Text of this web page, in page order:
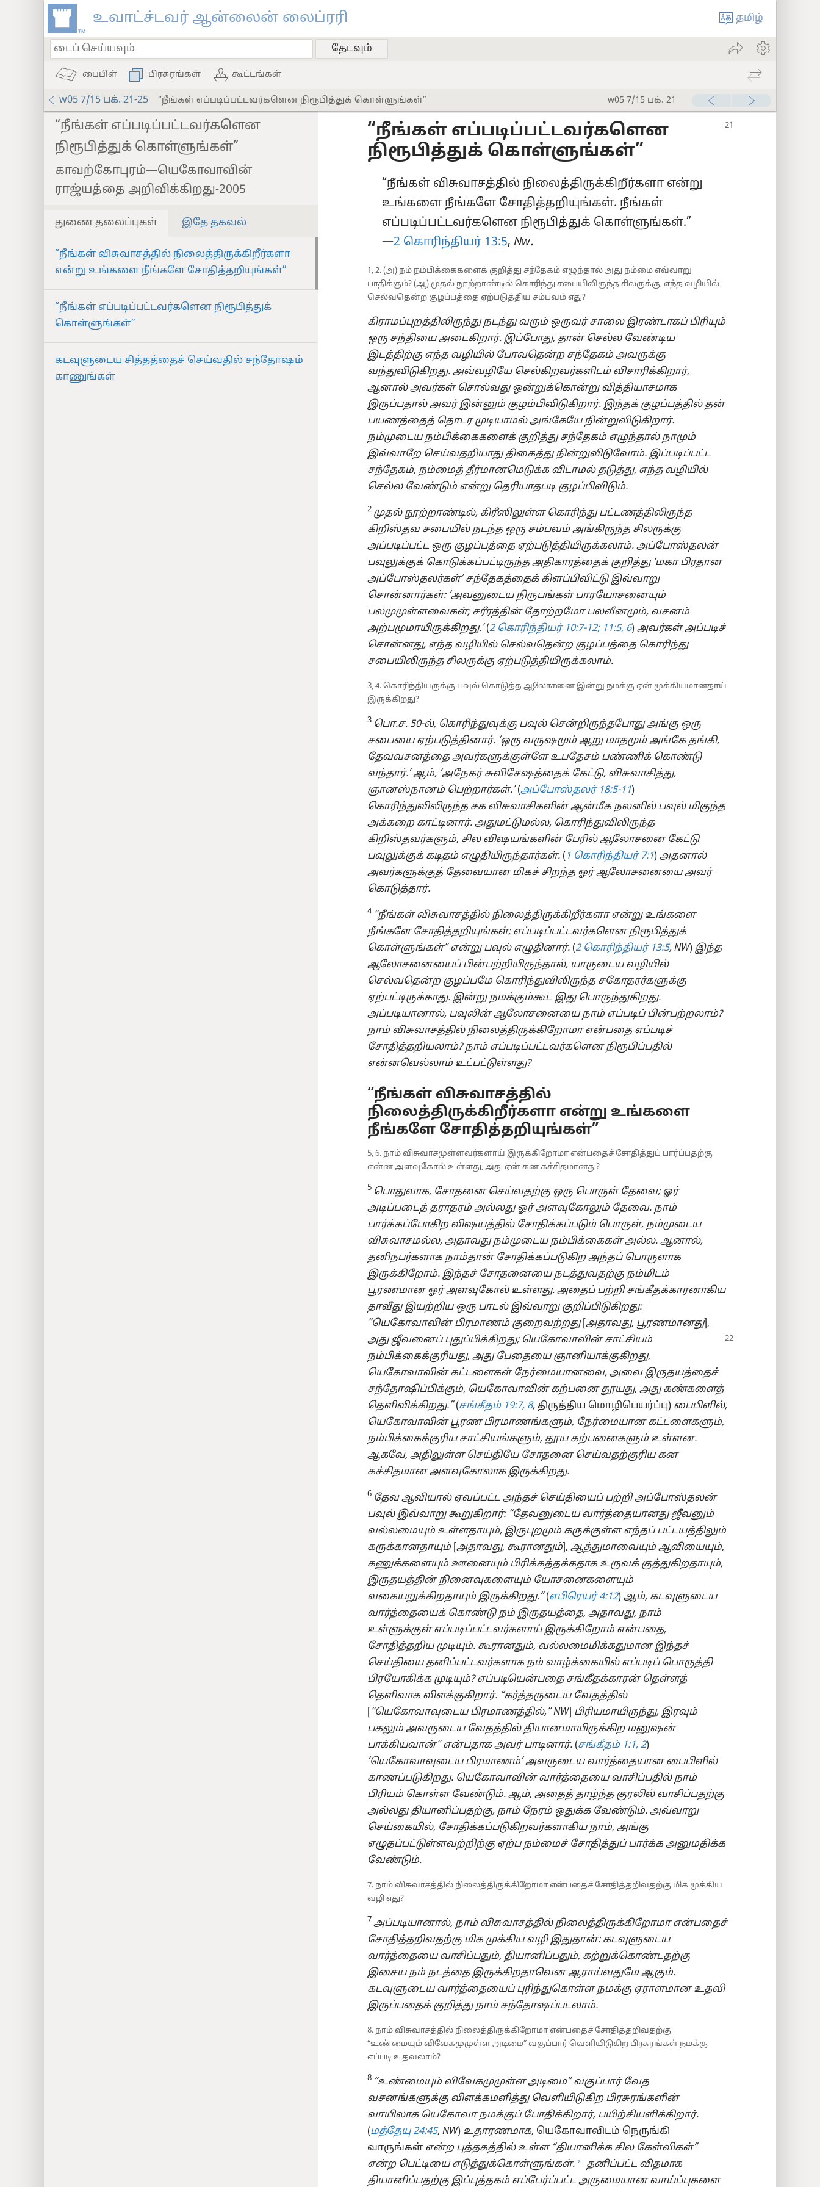
உவாட்ச்டவர் ஆன்லைன் லைப்ரரி தமிழ்
பைபிள் பிரசுரங்கள் கூட்டங்கள்
w05 7/15 பக். 21-25 “நீங்கள் எப்படிப்பட்டவர்களென நிரூபித்துக் கொள்ளுங்கள்” w05 7/15 பக். 21
“நீங்கள் எப்படிப்பட்டவர்களென
நிரூபித்துக் கொள்ளுங்கள்”
காவற்கோபுரம்—யெகோவாவின்
ராஜ்யத்தை அறிவிக்கிறது-2005
துணை தலைப்புகள் இதே தகவல்
“நீங்கள் விசுவாசத்தில் நிலைத்திருக்கிறீர்களா
என்று உங்களை நீங்களே சோதித்தறியுங்கள்”
“நீங்கள் எப்படிப்பட்டவர்களென நிரூபித்துக்
கொள்ளுங்கள்”
கடவுளுடைய சித்தத்தைச் செய்வதில் சந்தோஷம்
காணுங்கள்
“நீங்கள் எப்படிப்பட்டவர்களென
நிரூபித்துக் கொள்ளுங்கள்”
“நீங்கள் விசுவாசத்தில் நிலைத்திருக்கிறீர்களா என்று
உங்களை நீங்களே சோதித்தறியுங்கள். நீங்கள்
எப்படிப்பட்டவர்களென நிரூபித்துக் கொள்ளுங்கள்.”​
—⁠2 கொரிந்தியர் 13:5, Nw.
1, 2. (அ) நம் நம்பிக்கைகளைக் குறித்து சந்தேகம் எழுந்தால் அது நம்மை எவ்வாறு
பாதிக்கும்? (ஆ) முதல் நூற்றாண்டில் கொரிந்து சபையிலிருந்த சிலருக்கு, எந்த வழியில்
செல்வதென்ற குழப்பத்தை ஏற்படுத்திய சம்பவம் எது?
கிராமப்புறத்திலிருந்து நடந்து வரும் ஒருவர் சாலை இரண்டாகப் பிரியும்
ஒரு சந்தியை அடைகிறார். இப்போது, தான் செல்ல வேண்டிய
இடத்திற்கு எந்த வழியில் போவதென்ற சந்தேகம் அவருக்கு
வந்துவிடுகிறது. அவ்வழியே செல்கிறவர்களிடம் விசாரிக்கிறார்,
ஆனால் அவர்கள் சொல்வது ஒன்றுக்கொன்று வித்தியாசமாக
இருப்பதால் அவர் இன்னும் குழம்பிவிடுகிறார். இந்தக் குழப்பத்தில் தன்
பயணத்தைத் தொடர முடியாமல் அங்கேயே நின்றுவிடுகிறார்.
நம்முடைய நம்பிக்கைகளைக் குறித்து சந்தேகம் எழுந்தால் நாமும்
இவ்வாறே செய்வதறியாது திகைத்து நின்றுவிடுவோம். இப்படிப்பட்ட
சந்தேகம், நம்மைத் தீர்மானமெடுக்க விடாமல் தடுத்து, எந்த வழியில்
செல்ல வேண்டும் என்று தெரியாதபடி குழப்பிவிடும்.
2 முதல் நூற்றாண்டில், கிரீஸிலுள்ள கொரிந்து பட்டணத்திலிருந்த
கிறிஸ்தவ சபையில் நடந்த ஒரு சம்பவம் அங்கிருந்த சிலருக்கு
அப்படிப்பட்ட ஒரு குழப்பத்தை ஏற்படுத்தியிருக்கலாம். அப்போஸ்தலன்
பவுலுக்குக் கொடுக்கப்பட்டிருந்த அதிகாரத்தைக் குறித்து ‘மகா பிரதான
அப்போஸ்தலர்கள்’ சந்தேகத்தைக் கிளப்பிவிட்டு இவ்வாறு
சொன்னார்கள்: ‘அவனுடைய நிருபங்கள் பாரயோசனையும்
பலமுமுள்ளவைகள்; சரீரத்தின் தோற்றமோ பலவீனமும், வசனம்
அற்பமுமாயிருக்கிறது.’(2 கொரிந்தியர் 10:7-12; 11:5, 6) அவர்கள் அப்படிச்
சொன்னது, எந்த வழியில் செல்வதென்ற குழப்பத்தை கொரிந்து
சபையிலிருந்த சிலருக்கு ஏற்படுத்தியிருக்கலாம்.
3, 4. கொரிந்தியருக்கு பவுல் கொடுத்த ஆலோசனை இன்று நமக்கு ஏன் முக்கியமானதாய்
இருக்கிறது?
3 பொ.ச. 50-⁠ல், கொரிந்துவுக்கு பவுல் சென்றிருந்தபோது அங்கு ஒரு
சபையை ஏற்படுத்தினார். ‘ஒரு வருஷமும் ஆறு மாதமும் அங்கே தங்கி,
தேவவசனத்தை அவர்களுக்குள்ளே உபதேசம் பண்ணிக் கொண்டு
வந்தார்.’ ஆம், ‘அநேகர் சுவிசேஷத்தைக் கேட்டு, விசுவாசித்து,
ஞானஸ்நானம் பெற்றார்கள்.’(அப்போஸ்தலர் 18:5-11)
கொரிந்துவிலிருந்த சக விசுவாசிகளின் ஆன்மீக நலனில் பவுல் மிகுந்த
அக்கறை காட்டினார். அதுமட்டுமல்ல, கொரிந்துவிலிருந்த
கிறிஸ்தவர்களும், சில விஷயங்களின் பேரில் ஆலோசனை கேட்டு
பவுலுக்குக் கடிதம் எழுதியிருந்தார்கள். ( 1 கொரிந்தியர் 7:1) அதனால்
அவர்களுக்குத் தேவையான மிகச் சிறந்த ஓர் ஆலோசனையை அவர்
கொடுத்தார்.
4 “நீங்கள் விசுவாசத்தில் நிலைத்திருக்கிறீர்களா என்று உங்களை
நீங்களே சோதித்தறியுங்கள்; எப்படிப்பட்டவர்களென நிரூபித்துக்
கொள்ளுங்கள்” என்று பவுல் எழுதினார். (2 கொரிந்தியர் 13:5, NW) இந்த
ஆலோசனையைப் பின்பற்றியிருந்தால், யாருடைய வழியில்
செல்வதென்ற குழப்பமே கொரிந்துவிலிருந்த சகோதரர்களுக்கு
ஏற்பட்டிருக்காது. இன்று நமக்கும்கூட இது பொருந்துகிறது.
அப்படியானால், பவுலின் ஆலோசனையை நாம் எப்படிப் பின்பற்றலாம்?
நாம் விசுவாசத்தில் நிலைத்திருக்கிறோமா என்பதை எப்படிச்
சோதித்தறியலாம்? நாம் எப்படிப்பட்டவர்களென நிரூபிப்பதில்
என்னவெல்லாம் உட்பட்டுள்ளது?
“நீங்கள் விசுவாசத்தில்
நிலைத்திருக்கிறீர்களா என்று உங்களை
நீங்களே சோதித்தறியுங்கள்”
5, 6. நாம் விசுவாசமுள்ளவர்களாய் இருக்கிறோமா என்பதைச் சோதித்துப் பார்ப்பதற்கு
என்ன அளவுகோல் உள்ளது, அது ஏன் கன கச்சிதமானது?
5 பொதுவாக, சோதனை செய்வதற்கு ஒரு பொருள் தேவை; ஓர்
அடிப்படைத் தராதரம் அல்லது ஓர் அளவுகோலும் தேவை. நாம்
பார்க்கப்போகிற விஷயத்தில் சோதிக்கப்படும் பொருள், நம்முடைய
விசுவாசமல்ல, அதாவது நம்முடைய நம்பிக்கைகள் அல்ல. ஆனால்,
தனிநபர்களாக நாம்தான் சோதிக்கப்படுகிற அந்தப் பொருளாக
இருக்கிறோம். இந்தச் சோதனையை நடத்துவதற்கு நம்மிடம்
பூரணமான ஓர் அளவுகோல் உள்ளது. அதைப் பற்றி சங்கீதக்காரனாகிய
தாவீது இயற்றிய ஒரு பாடல் இவ்வாறு குறிப்பிடுகிறது:
“யெகோவாவின் பிரமாணம் குறைவற்றது[ அதாவது, பூரணமானது],
அது ஜீவனைப் புதுப்பிக்கிறது; யெகோவாவின் சாட்சியம்
நம்பிக்கைக்குரியது, அது பேதையை ஞானியாக்குகிறது,
யெகோவாவின் கட்டளைகள் நேர்மையானவை, அவை இருதயத்தைச்
சந்தோஷிப்பிக்கும், யெகோவாவின் கற்பனை தூயது, அது கண்களைத்
தெளிவிக்கிறது.”(சங்கீதம் 19:7, 8, திருத்திய மொழிபெயர்ப்பு) பைபிளில்,
யெகோவாவின் பூரண பிரமாணங்களும், நேர்மையான கட்டளைகளும்,
நம்பிக்கைக்குரிய சாட்சியங்களும், தூய கற்பனைகளும் உள்ளன.
ஆகவே, அதிலுள்ள செய்தியே சோதனை செய்வதற்குரிய கன
கச்சிதமான அளவுகோலாக இருக்கிறது.
6 தேவ ஆவியால் ஏவப்பட்ட அந்தச் செய்தியைப் பற்றி அப்போஸ்தலன்
பவுல் இவ்வாறு கூறுகிறார்: “தேவனுடைய வார்த்தையானது ஜீவனும்
வல்லமையும் உள்ளதாயும், இருபுறமும் கருக்குள்ள எந்தப் பட்டயத்திலும்
கருக்கானதாயும் அதாவது, கூரானதும் ], ஆத்துமாவையும் ஆவியையும்,
கணுக்களையும் ஊனையும் பிரிக்கத்தக்கதாக உருவக் குத்துகிறதாயும்,
இருதயத்தின் நினைவுகளையும் யோசனைகளையும்
வகையறுக்கிறதாயும் இருக்கிறது.”(எபிரெயர் 4:12) ஆம், கடவுளுடைய
வார்த்தையைக் கொண்டு நம் இருதயத்தை, அதாவது, நாம்
உள்ளுக்குள் எப்படிப்பட்டவர்களாய் இருக்கிறோம் என்பதை,
சோதித்தறிய முடியும். கூரானதும், வல்லமைமிக்கதுமான இந்தச்
செய்தியை தனிப்பட்டவர்களாக நம் வாழ்க்கையில் எப்படிப் பொருத்தி
பிரயோகிக்க முடியும்? எப்படியென்பதை சங்கீதக்காரன் தெள்ளத்
தெளிவாக விளக்குகிறார். “கர்த்தருடைய வேதத்தில்
“யெகோவாவுடைய பிரமாணத்தில்,” NW] பிரியமாயிருந்து, இரவும்
பகலும் அவருடைய வேதத்தில் தியானமாயிருக்கிற மனுஷன்
பாக்கியவான்” என்பதாக அவர் பாடினார். (சங்கீதம் 1:1, 2)
‘யெகோவாவுடைய பிரமாணம்’ அவருடைய வார்த்தையான பைபிளில்
காணப்படுகிறது. யெகோவாவின் வார்த்தையை வாசிப்பதில் நாம்
பிரியம் கொள்ள வேண்டும். ஆம், அதைத் தாழ்ந்த குரலில் வாசிப்பதற்கு
அல்லது தியானிப்பதற்கு, நாம் நேரம் ஒதுக்க வேண்டும். அவ்வாறு
செய்கையில், சோதிக்கப்படுகிறவர்களாகிய நாம், அங்கு
எழுதப்பட்டுள்ளவற்றிற்கு ஏற்ப நம்மைச் சோதித்துப் பார்க்க அனுமதிக்க
வேண்டும்.
7. நாம் விசுவாசத்தில் நிலைத்திருக்கிறோமா என்பதைச் சோதித்தறிவதற்கு மிக முக்கிய
வழி எது?
7அப்படியானால், நாம் விசுவாசத்தில் நிலைத்திருக்கிறோமா என்பதைச்
சோதித்தறிவதற்கு மிக முக்கிய வழி இதுதான்: கடவுளுடைய
வார்த்தையை வாசிப்பதும், தியானிப்பதும், கற்றுக்கொண்டதற்கு
இசைய நம் நடத்தை இருக்கிறதாவென ஆராய்வதுமே ஆகும்.
கடவுளுடைய வார்த்தையைப் புரிந்துகொள்ள நமக்கு ஏராளமான உதவி
இருப்பதைக் குறித்து நாம் சந்தோஷப்படலாம்.
8. நாம் விசுவாசத்தில் நிலைத்திருக்கிறோமா என்பதைச் சோதித்தறிவதற்கு
“உண்மையும் விவேகமுமுள்ள அடிமை” வகுப்பார் வெளியிடுகிற பிரசுரங்கள் நமக்கு
எப்படி உதவலாம்?
8 “உண்மையும் விவேகமுமுள்ள அடிமை” வகுப்பார் வேத
வசனங்களுக்கு விளக்கமளித்து வெளியிடுகிற பிரசுரங்களின்
வாயிலாக யெகோவா நமக்குப் போதிக்கிறார், பயிற்சியளிக்கிறார்.
(மத்தேயு 24:45, NW) உதாரணமாக, யெகோவாவிடம் நெருங்கி
வாருங்கள் என்ற புத்தகத்தில் உள்ள “தியானிக்க சில கேள்விகள்”
என்ற பெட்டியை எடுத்துக்கொள்ளுங்கள். a தனிப்பட்ட விதமாக
தியானிப்பதற்கு இப்புத்தகம் எப்பேர்ப்பட்ட அருமையான வாய்ப்புகளை